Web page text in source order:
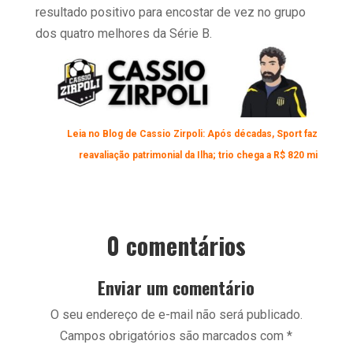
resultado positivo para encostar de vez no grupo
dos quatro melhores da Série B.
Leia no Blog de Cassio Zirpoli: Após décadas, Sport faz
reavaliação patrimonial da Ilha; trio chega a R$ 820 mi
0 comentários
Enviar um comentário
O seu endereço de e-mail não será publicado.
Campos obrigatórios são marcados com*